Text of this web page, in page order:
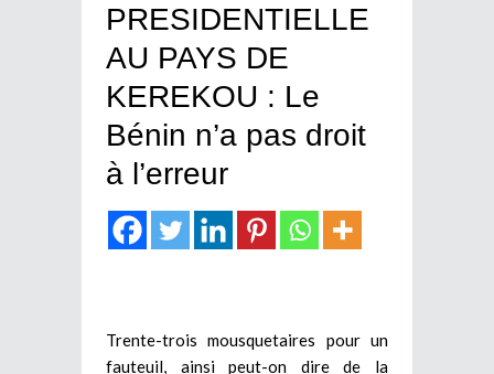
PRESIDENTIELLE
AU PAYS DE
KEREKOU : Le
Bénin n’a pas droit
à l’erreur
Trente-trois mousquetaires pour un
fauteuil, ainsi peut-on dire de la